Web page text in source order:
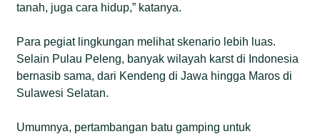
tanah, juga cara hidup,” katanya.
Para pegiat lingkungan melihat skenario lebih luas.
Selain Pulau Peleng, banyak wilayah karst di Indonesia
bernasib sama, dari Kendeng di Jawa hingga Maros di
Sulawesi Selatan.
Umumnya, pertambangan batu gamping untuk